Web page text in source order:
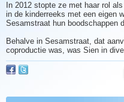
In 2012 stopte ze met haar rol
in de kinderreeks met een eigen
Sesamstraat hun boodschappen
Behalve in Sesamstraat, dat
coproductie was, was Sien in